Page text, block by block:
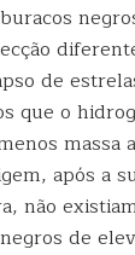
de
que o
massa
após a
não
de